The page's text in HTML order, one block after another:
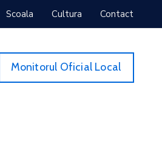
Scoala Cultura Contact
Monitorul Oficial Local